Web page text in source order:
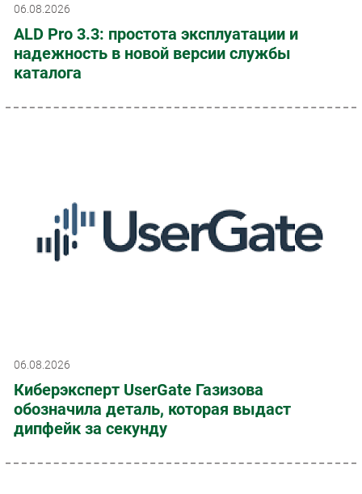
06.08.2026
ALD Pro 3.3: простота эксплуатации и
надежность в новой версии службы
каталога
06.08.2026
Киберэксперт UserGate Газизова
обозначила деталь, которая выдаст
дипфейк за секунду